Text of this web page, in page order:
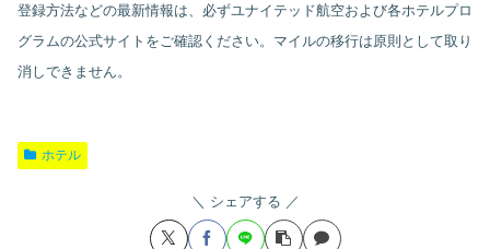
登録方法などの最新情報は、必ずユナイテッド航空および各ホテルプロ
グラムの公式サイトをご確認ください。マイルの移行は原則として取り
消しできません。
ホテル
シェアする